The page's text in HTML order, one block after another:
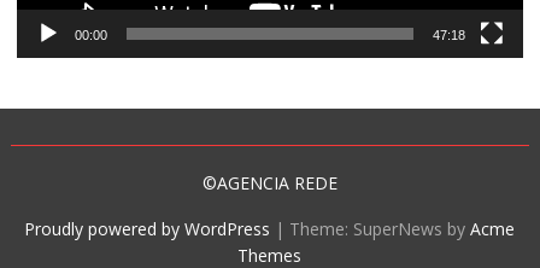
00:00 47:18
©AGENCIA REDE
Proudly powered by WordPress | Theme: SuperNews byAcme
Themes